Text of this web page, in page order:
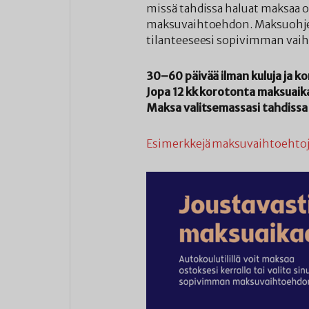
missä tahdissa haluat
maksuvaihtoehdon.
tilanteeseesi sopivimman
30–60 päivää ilman kuluja ja
Jopa 12 kk korotonta
Maksa valitsemassasi tahdissa
Esimerkkejä